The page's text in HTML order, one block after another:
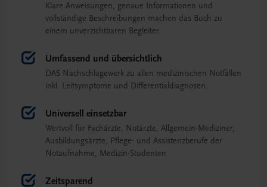
Klare Anweisungen, genaue Informationen und
vollständige Beschreibungen machen das Buch zu
einem unverzichtbaren Begleiter.
Umfassend und übersichtlich
DAS Nachschlagewerk zu allen medizinischen Notfällen
inkl. Leitsymptome und Differentialdiagnosen.
Universell einsetzbar
Wertvoll für Fachärzte, Notärzte, Allgemein-Mediziner,
Ausbildungsärzte, Pflege- und Assistenzberufe der
Notaufnahme, Medizin-Studenten
Zeitsparend